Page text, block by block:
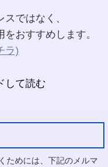
ではなく、
おすすめします。
ラ)
ためには、下記のメルマ